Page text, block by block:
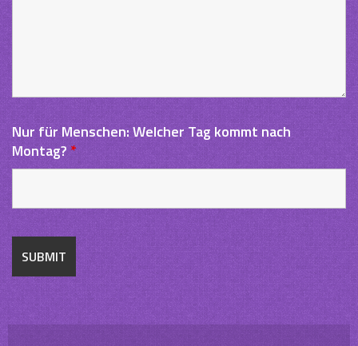
Nur für Menschen: Welcher Tag kommt nach
Montag?*